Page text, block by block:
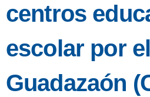
centros
escolar por
Guadazaón